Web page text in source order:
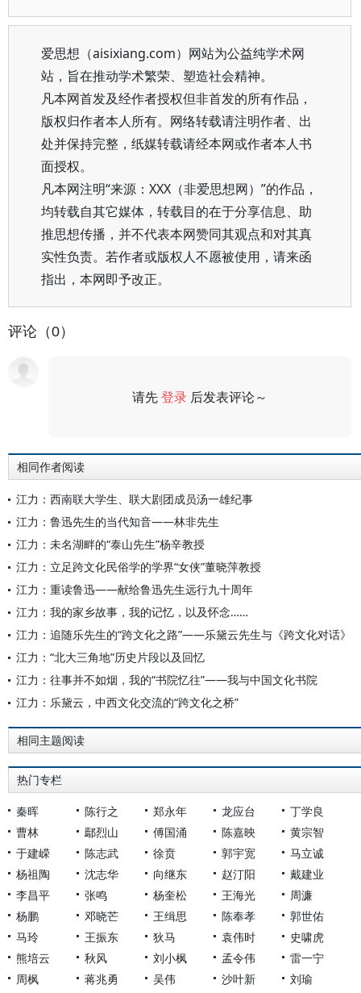
爱思想（aisixiang.com）网站为公益纯学术网
站，旨在推动学术繁荣、塑造社会精神。
凡本网首发及经作者授权但非首发的所有作品，
版权归作者本人所有。网络转载请注明作者、出
处并保持完整，纸媒转载请经本网或作者本人书
面授权。
凡本网注明“来源：XXX（非爱思想网）”的作品，
均转载自其它媒体，转载目的在于分享信息、助
推思想传播，并不代表本网赞同其观点和对其真
实性负责。若作者或版权人不愿被使用，请来函
指出，本网即予改正。
评论（0）
请先登录 后发表评论～
相同作者阅读
江力：西南联大学生、联大剧团成员汤一雄纪事
江力：鲁迅先生的当代知音——林非先生
江力：未名湖畔的“泰山先生”杨辛教授
江力：立足跨文化民俗学的学界“女侠”董晓萍教授
江力：重读鲁迅——献给鲁迅先生远行九十周年
江力：我的家乡故事，我的记忆，以及怀念……
江力：追随乐先生的“跨文化之路”——乐黛云先生与《跨文化对话》
江力：“北大三角地”历史片段以及回忆
江力：往事并不如烟，我的“书院忆往”——我与中国文化书院
江力：乐黛云，中西文化交流的“跨文化之桥”
相同主题阅读
热门专栏
秦晖 陈行之 郑永年 龙应台
丁学良
曹林
鄢烈山 傅国涌 陈嘉映
黄宗智
于建嵘
陈志武 徐贲 郭宇宽
马立诚
杨祖陶
沈志华 向继东 赵汀阳
戴建业
李昌平
张鸣 杨奎松 王海光
周濂
杨鹏
邓晓芒 王缉思 陈奉孝
郭世佑
马玲
王振东 狄马 袁伟时
史啸虎
熊培云
秋风 刘小枫 孟令伟
雷一宁
周枫
蒋兆勇 吴伟 沙叶新
刘瑜